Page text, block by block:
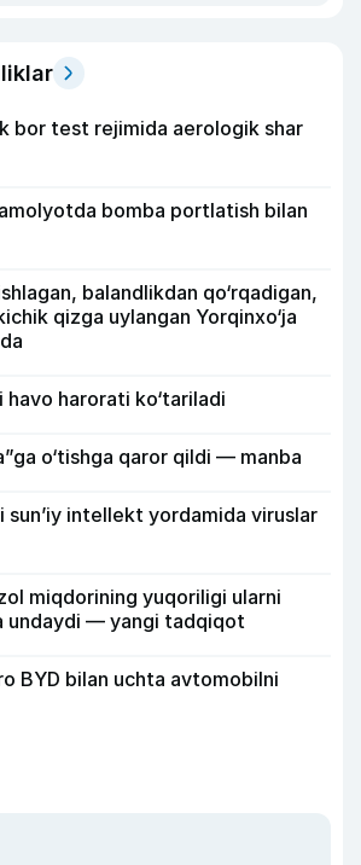
bor test rejimida aerologik shar
bomba portlatish bilan
balandlikdan qo‘rqadigan,
qizga uylangan Yorqinxo‘ja
havo harorati ko‘tariladi
o‘tishga qaror qildi — manba
intellekt yordamida viruslar
miqdorining yuqoriligi ularni
undaydi — yangi tadqiqot
BYD bilan uchta avtomobilni